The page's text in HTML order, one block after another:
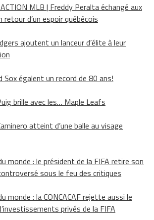
MLB | Freddy Peralta échangé aux
retour d’un espoir québécois
ajoutent un lanceur d’élite à leur
Sox égalent un record de 80 ans!
brille avec les… Maple Leafs
atteint d’une balle au visage
monde : le président de la FIFA retire son
sous le feu des critiques
monde : la CONCACAF rejette aussi le
privés de la FIFA